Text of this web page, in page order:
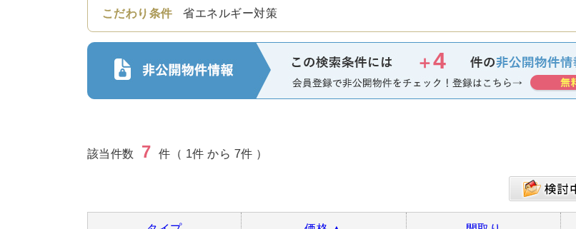
こだわり条件 省エネルギー対策
＋4
該当件数 7 件（ 1件 から 7件 ）